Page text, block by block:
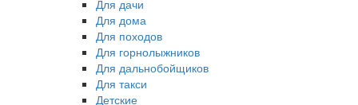
Для дачи
Для дома
Для походов
Для горнолыжников
Для дальнобойщиков
Для такси
Детские